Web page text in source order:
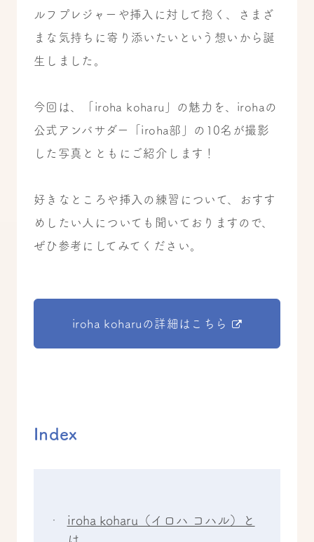
ルフプレジャーや挿入に対して抱く、さまざ
まな気持ちに寄り添いたいという想いから誕
生しました。
今回は、「iroha koharu」の魅力を、irohaの
公式アンバサダー「iroha部」の10名が撮影
した写真とともにご紹介します！
好きなところや挿入の練習について、おすす
めしたい人についても聞いておりますので、
ぜひ参考にしてみてください。
iroha koharuの詳細はこちら
Index
iroha koharu（イロハ コハル）と